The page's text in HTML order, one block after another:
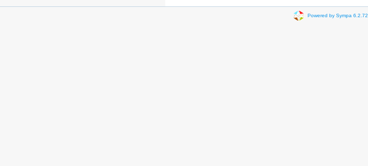
Powered by Sympa 6.2.72